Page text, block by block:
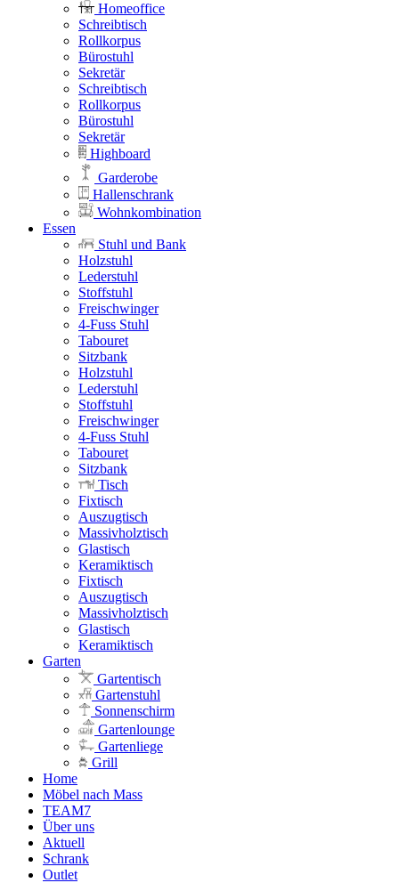
Homeoffice
Schreibtisch
Rollkorpus
Bürostuhl
Sekretär
Schreibtisch
Rollkorpus
Bürostuhl
Sekretär
Highboard
Garderobe
Hallenschrank
Wohnkombination
Essen
Stuhl und Bank
Holzstuhl
Lederstuhl
Stoffstuhl
Freischwinger
4-Fuss Stuhl
Tabouret
Sitzbank
Holzstuhl
Lederstuhl
Stoffstuhl
Freischwinger
4-Fuss Stuhl
Tabouret
Sitzbank
Tisch
Fixtisch
Auszugtisch
Massivholztisch
Glastisch
Keramiktisch
Fixtisch
Auszugtisch
Massivholztisch
Glastisch
Keramiktisch
Garten
Gartentisch
Gartenstuhl
Sonnenschirm
Gartenlounge
Gartenliege
Grill
Home
Möbel nach Mass
TEAM7
Über uns
Aktuell
Schrank
Outlet